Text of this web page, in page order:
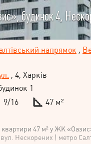
будинок 4,
напрямок ,
, 4, Харків
1
9/16
47 м²
квартири 47 м² у ЖК
Нескорених | метро